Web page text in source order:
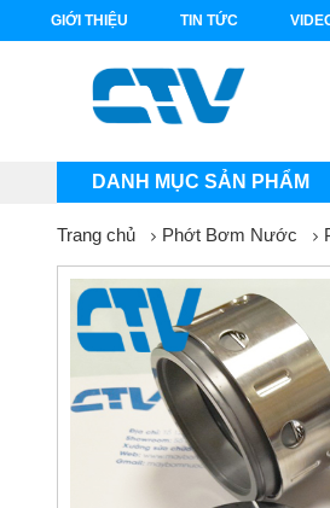
GIỚI THIỆU TIN TỨC
DANH MỤC SẢN PHẨM
Trang chủ Phớt Bơm Nước